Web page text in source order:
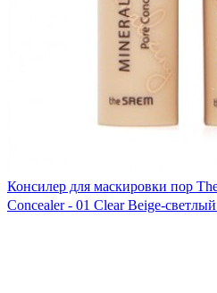
Консилер для маскировки пор
Concealer - 01 Clear Beige-